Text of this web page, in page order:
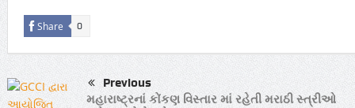
Share 0
Previous
મહારાષ્ટ્રનાં કોંકણ વિસ્તાર માં રહેતી મરાઠી સ્ત્રીઓ